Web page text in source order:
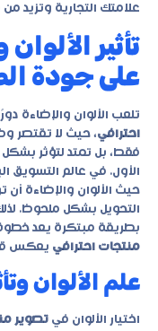
علامتك التجارية وتزيد
تأثير
على جودة
تلعب الألوان والإضاءة
احترافي، حيث لا تقتصر
فقط، بل تمتد لتؤثر
الأول. في عالم التسويق
حيث الألوان والإضاءة
التحويل بشكل ملحوظ.
بطريقة مبتكرة يعد
منتجات احترافي يعكس
علم الألوان
اختيار الألوان في تصوير